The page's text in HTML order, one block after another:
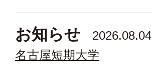
お知らせ
2026.08.04
名古屋短期大学